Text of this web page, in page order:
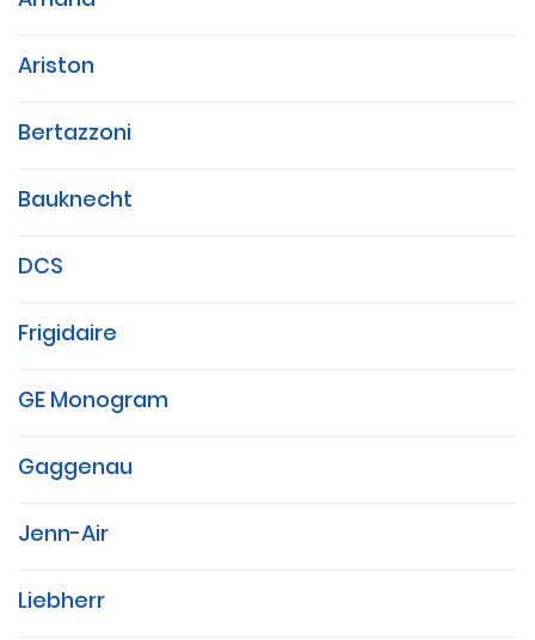
Ariston
Bertazzoni
Bauknecht
DCS
Frigidaire
GE Monogram
Gaggenau
Jenn-Air
Liebherr